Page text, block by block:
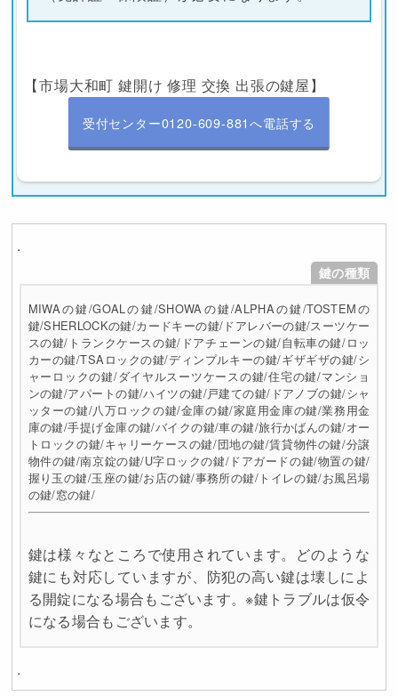
【市場大和町 鍵開け 修理 交換 出張の鍵屋】
受付センター0120-609-881へ電話する
.
鍵の種類
MIWAの鍵/GOALの鍵/SHOWAの鍵/ALPHAの鍵/TOSTEMの
鍵/SHERLOCKの鍵/カードキーの鍵/ドアレバーの鍵/スーツケー
スの鍵/トランクケースの鍵/ドアチェーンの鍵/自転車の鍵/ロッ
カーの鍵/TSAロックの鍵/ディンプルキーの鍵/ギザギザの鍵/シ
ャーロックの鍵/ダイヤルスーツケースの鍵/住宅の鍵/マンショ
ンの鍵/アパートの鍵/ハイツの鍵/戸建ての鍵/ドアノブの鍵/シャ
ッターの鍵/八万ロックの鍵/金庫の鍵/家庭用金庫の鍵/業務用金
庫の鍵/手提げ金庫の鍵/バイクの鍵/車の鍵/旅行かばんの鍵/オー
トロックの鍵/キャリーケースの鍵/団地の鍵/賃貸物件の鍵/分譲
物件の鍵/南京錠の鍵/U字ロックの鍵/ドアガードの鍵/物置の鍵/
握り玉の鍵/玉座の鍵/お店の鍵/事務所の鍵/トイレの鍵/お風呂場
の鍵/窓の鍵/
鍵は様々なところで使用されています。どのような
鍵にも対応していますが、防犯の高い鍵は壊しによ
る開錠になる場合もございます。※鍵トラブルは仮令
になる場合もございます。
.